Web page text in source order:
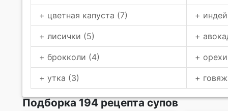
+ цветная капуста (7) +
+ лисички (5) +
+ брокколи (4) +
+ утка (3) +
Подборка 194 рецепта супов